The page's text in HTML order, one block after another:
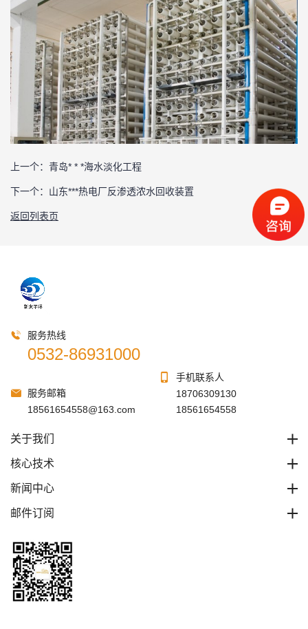
上一个： 青岛* * *海水淡化工程
下一个： 山东***热电厂反渗透浓水回收装置
返回列表页
服务热线
0532-86931000
服务邮箱
18561654558@163.com
手机联系人
18706309130
18561654558
关于我们
核心技术
新闻中心
邮件订阅